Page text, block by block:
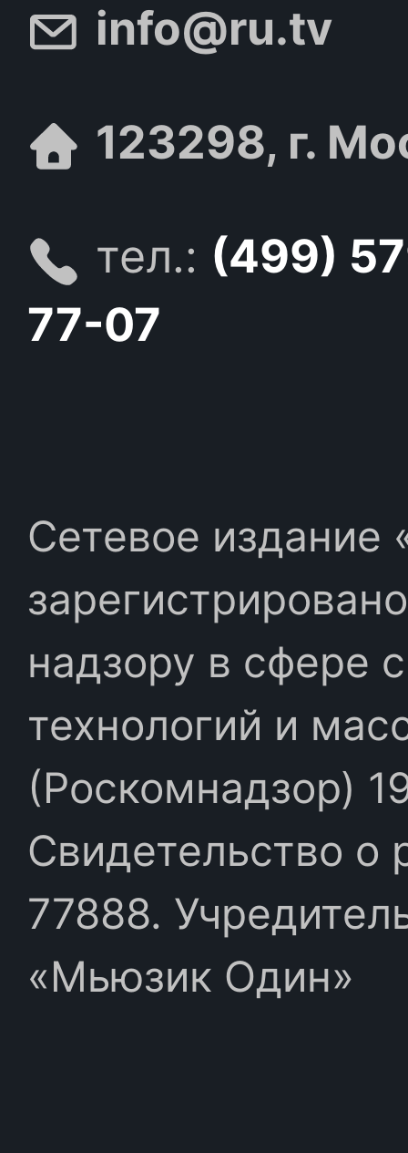
info@ru.tv
123298, г.
тел.: (499)
77-07
Сетевое издание
надзору в сфере
технологий и
(Роскомнадзор)
Свидетельство
77888.
«Мьюзик Один»